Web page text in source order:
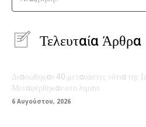
Τελευταία Άρθρα
Διασώθηκαν 40 μετανάστες νότια της
Μεταφέρθηκαν στο λιμάνι
6 Αυγούστου, 2026